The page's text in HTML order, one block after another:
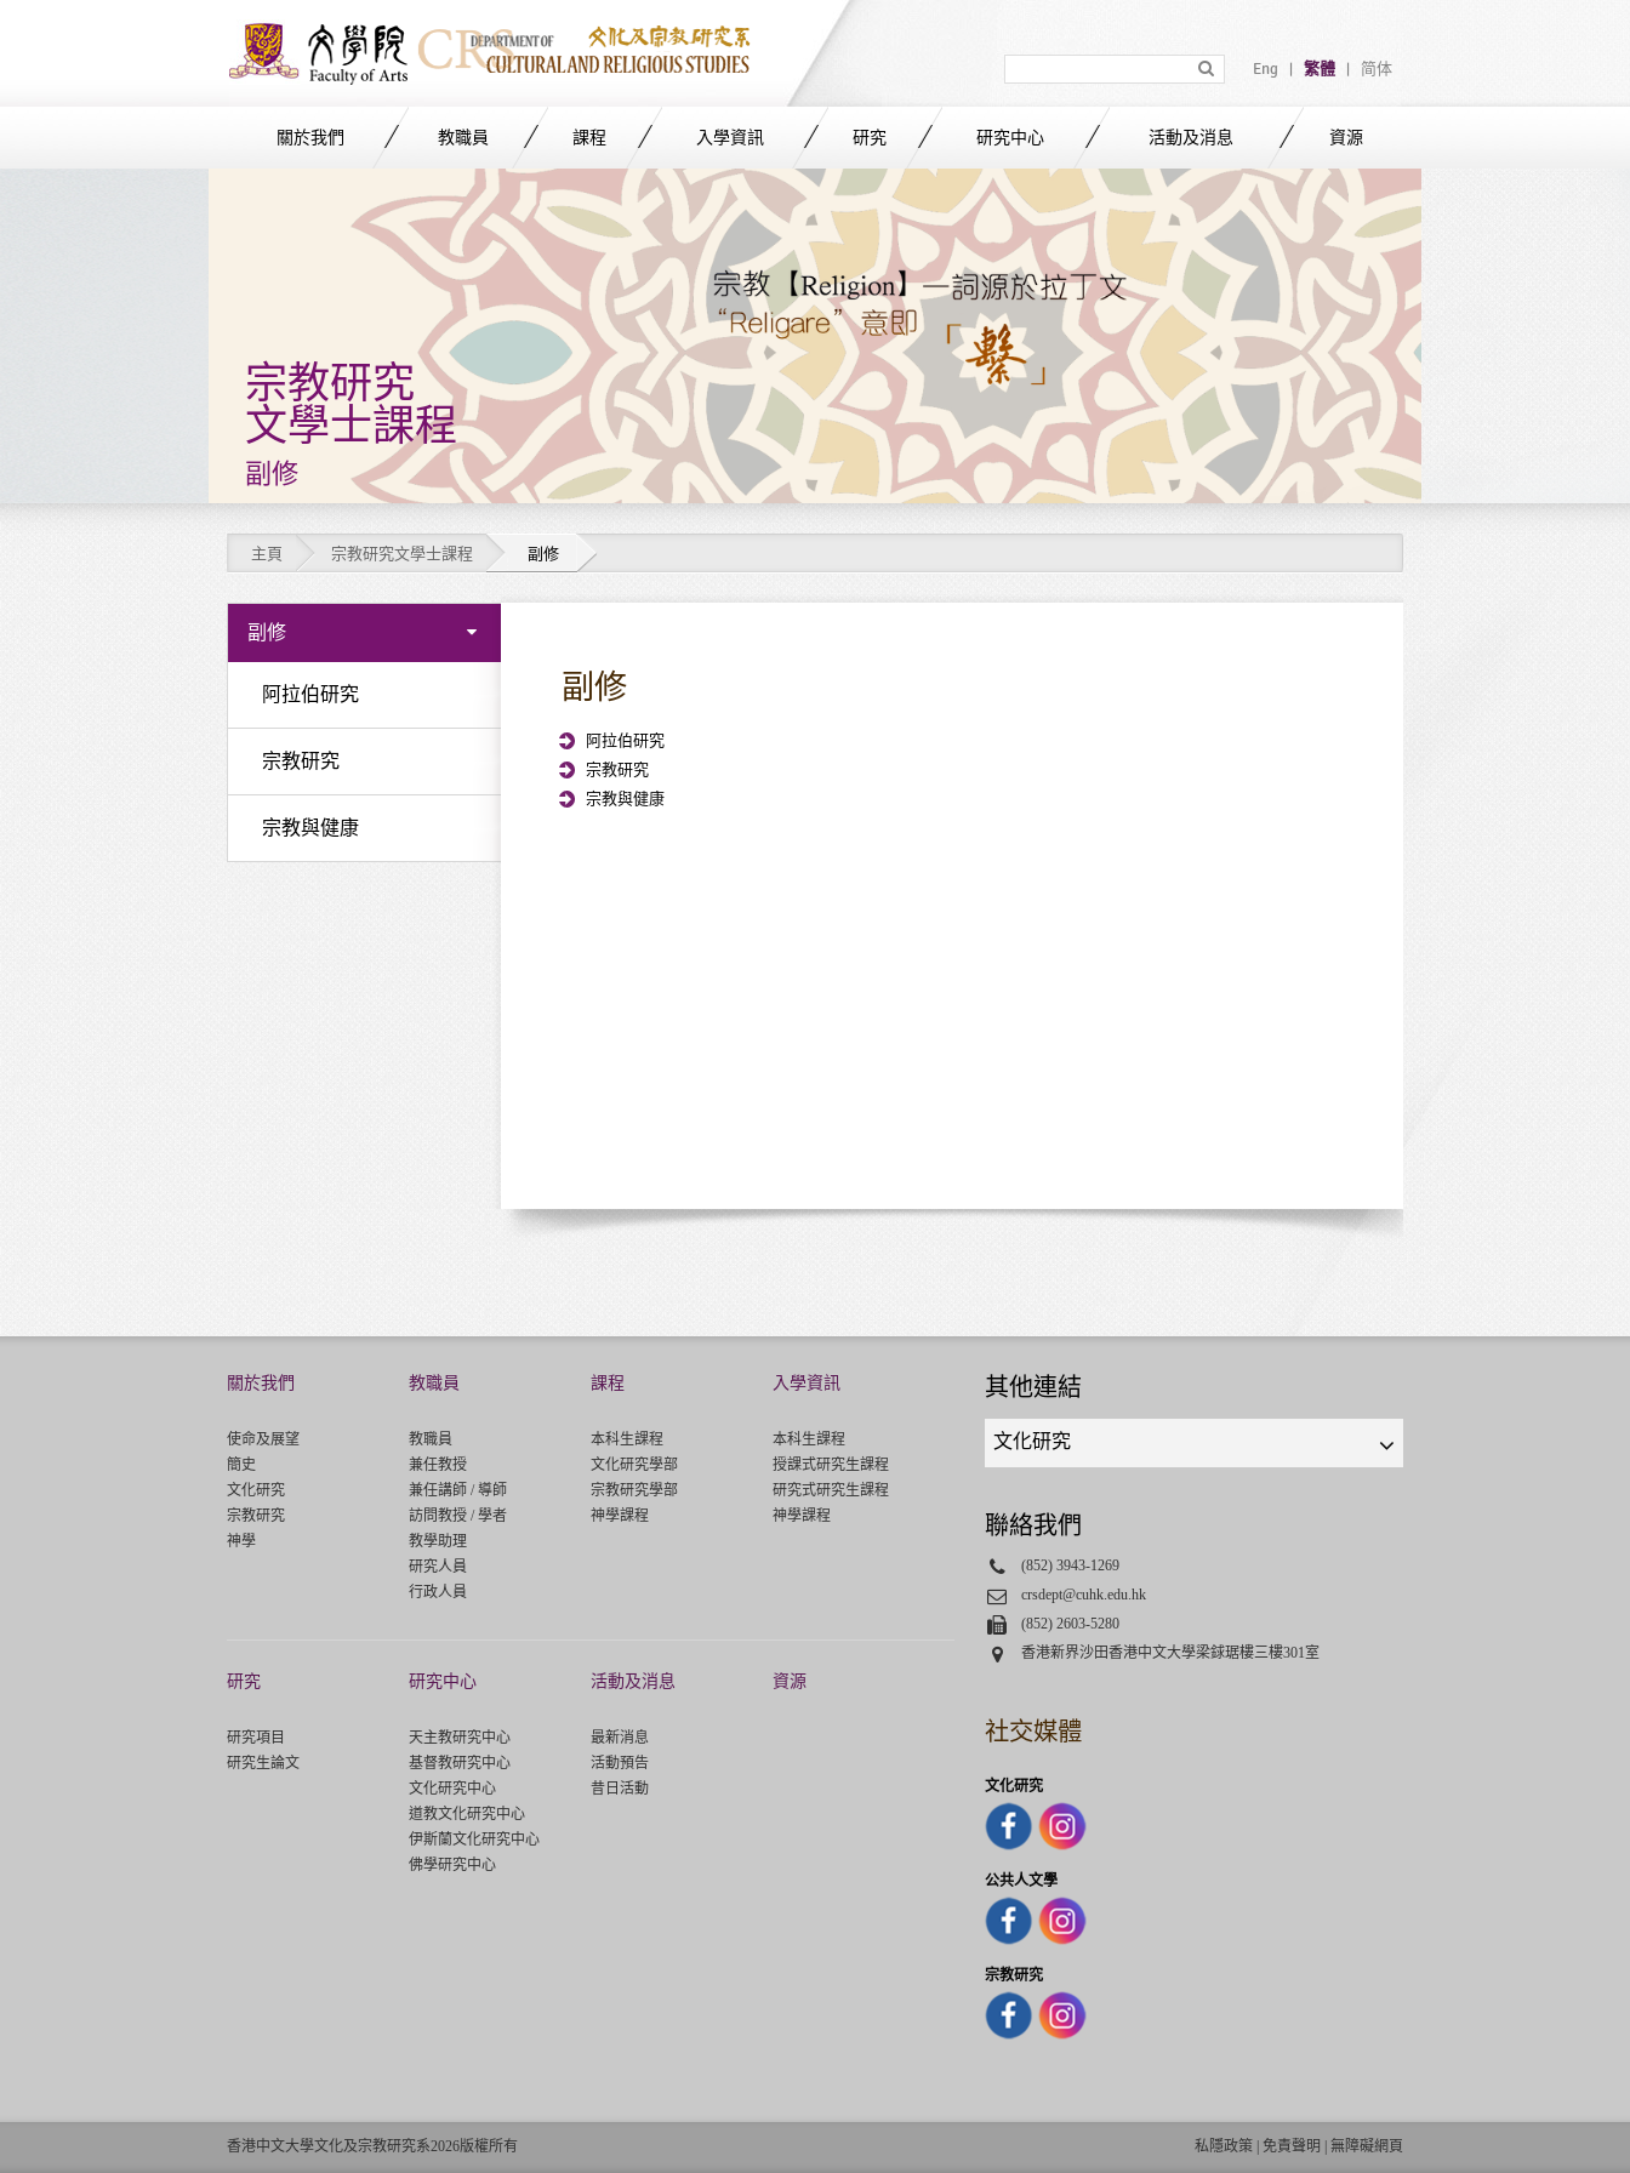
in
Eng 繁體 简体
關於我們 教職員 課程 入學資訊 研究 研究中心 活動及消息
資源
宗教研究
文學士課程
副修
主頁 宗教研究文學士課程 副修
宗
研
學
副修
阿拉伯研究
宗教研究
宗教與健康
副修
阿拉伯研究
宗教研究
宗教與健康
關於我們
使命及展望
簡史
文化研究
宗教研究
神學
教職員
教職員
兼任教授
兼任講師 / 導師
訪問教授 / 學者
教學助理
研究人員
行政人員
課程
本科生課程
文化研究學部
宗教研究學部
神學課程
入學資訊
本科生課程
授課式研究生課程
研究式研究生課程
神學課程
研究
研究項目
研究生論文
研究中心
天主教研究中心
基督教研究中心
文化研究中心
道教文化研究中心
伊斯蘭文化研究中心
佛學研究中心
活動及消息
最新消息
活動預告
昔日活動
資源
其他連結
Quick
links
select
文化研究
聯絡我們
Phone
(852) 3943-1269
Email
crsdept@cuhk.edu.hk
Fax(852) 2603-5280
Address
香港新界沙田香港中文大學梁銶琚樓三樓301室
社交媒體
文化研究
公共人文學
宗教研究
香港中文大學文化及宗教研究系2026版權所有 私隱政策 免責聲明 無障礙網頁